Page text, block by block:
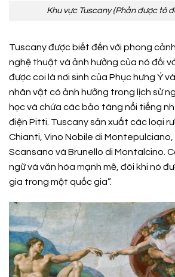
Khu vực Tuscany (Phần được tô
Tuscany được biết đến với phong
nghệ thuật và ảnh hưởng của nó đối
được coi là nơi sinh của Phục hưng Ý
nhân vật có ảnh hưởng trong lịch sử
học và chứa các bảo tàng nổi tiếng
điện Pitti. Tuscany sản xuất các loại
Chianti, Vino Nobile di Montepulciano,
Scansano và Brunello di Montalcino.
ngữ và văn hóa mạnh mẽ, đôi khi nó
gia trong một quốc gia”.